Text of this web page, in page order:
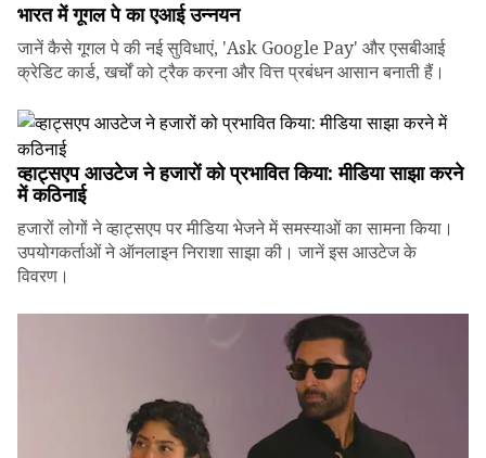
भारत में गूगल पे का एआई उन्नयन
जानें कैसे गूगल पे की नई सुविधाएं, 'Ask Google Pay' और एसबीआई
क्रेडिट कार्ड, खर्चों को ट्रैक करना और वित्त प्रबंधन आसान बनाती हैं।
व्हाट्सएप आउटेज ने हजारों को प्रभावित किया: मीडिया साझा करने
में कठिनाई
हजारों लोगों ने व्हाट्सएप पर मीडिया भेजने में समस्याओं का सामना किया।
उपयोगकर्ताओं ने ऑनलाइन निराशा साझा की। जानें इस आउटेज के
विवरण।